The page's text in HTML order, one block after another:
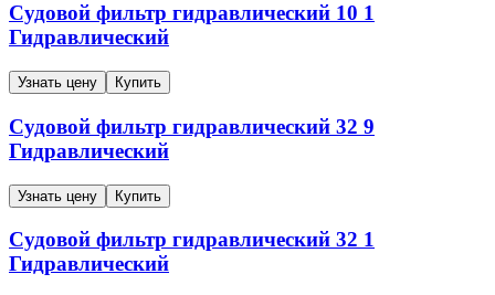
Судовой фильтр гидравлический 10 1
Гидравлический
Узнать цену Купить
Судовой фильтр гидравлический 32 9
Гидравлический
Узнать цену Купить
Судовой фильтр гидравлический 32 1
Гидравлический